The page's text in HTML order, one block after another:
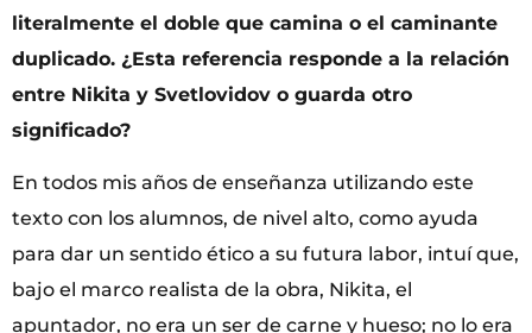
literalmente el doble que camina o el caminante
duplicado. ¿Esta referencia responde a la relación
entre Nikita y Svetlovidov o guarda otro
significado?
En todos mis años de enseñanza utilizando este
texto con los alumnos, de nivel alto, como ayuda
para dar un sentido ético a su futura labor, intuí que,
bajo el marco realista de la obra, Nikita, el
apuntador, no era un ser de carne y hueso; no lo era